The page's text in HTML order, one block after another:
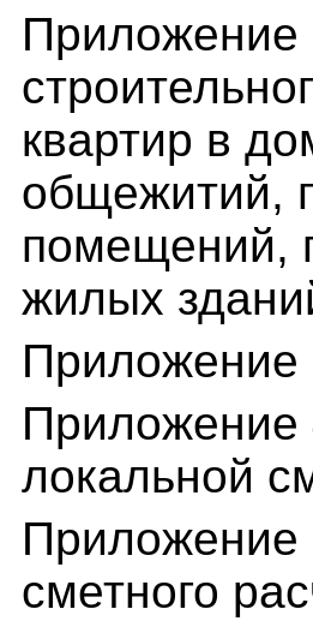
Приложение
квартир в
общежитий,
помещений,
жилых
Приложение
Приложение
локальной
Приложение
сметного